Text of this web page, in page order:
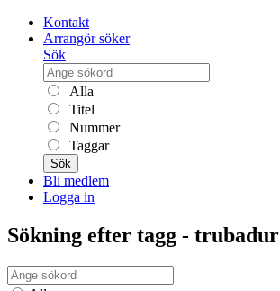
Kontakt
Arrangör söker
Sök
Alla
Titel
Nummer
Taggar
Sök
Bli medlem
Logga in
Sökning efter tagg - trubadur